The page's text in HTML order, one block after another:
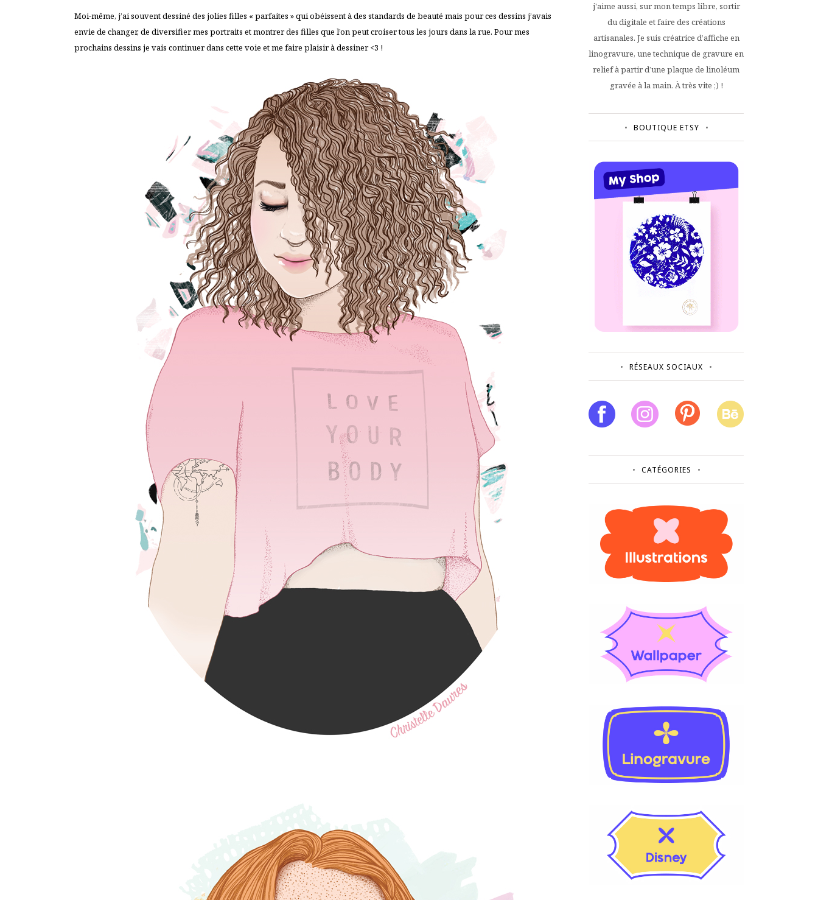
Moi-même, j’ai souvent dessiné des jolies filles « parfaites » qui obéissent à des standards de beauté mais pour ces dessins j’avais
envie de changer, de diversifier mes portraits et montrer des filles que l’on peut croiser tous les jours dans la rue. Pour mes
prochains dessins je vais continuer dans cette voie et me faire plaisir à dessiner <3 !
j'aime aussi, sur mon temps libre, sortir
du digitale et faire des créations
artisanales. Je suis créatrice d’affiche en
linogravure, une technique de gravure en
relief à partir d’une plaque de linoléum
gravée à la main. À très vite ;) !
BOUTIQUE ETSY
RÉSEAUX SOCIAUX
CATÉGORIES